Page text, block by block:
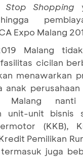
Stop Shopping
Expo Malang
Malang
cicilan
menawarkan
anak perusahaan
Malang
unit-unit bisnis
(KKB),
Pemilikan
juga